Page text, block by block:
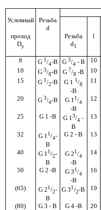
Условный
Резьба
d
проход
Dy
Резьба
d1
l
8 G 1/4-В G 3/4 - B 10
10
G 3/8-B G 7/8 -В 10
15
G 1/2-B G 1 1/8
-В
11
20 G 3/4-B G11/4
-В
12
25 G 1 -B G 13/4 -
B
13
32 G 11/4-
B
G 2 - B 13
40 G11/2-
B
G 21/4
-В
14
50 G2 -B G31/4
-В
16
(65) G21/2-
В
G 31/2-В 19
(80) G 3 - В G4 -B 20